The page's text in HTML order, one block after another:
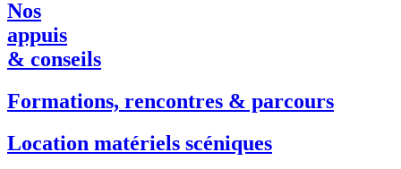
Nos
appuis
& conseils
Formations, rencontres & parcours
Location matériels scéniques